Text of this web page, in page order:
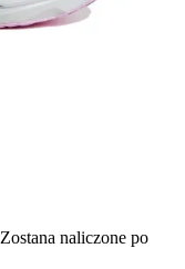
Zostana naliczone po